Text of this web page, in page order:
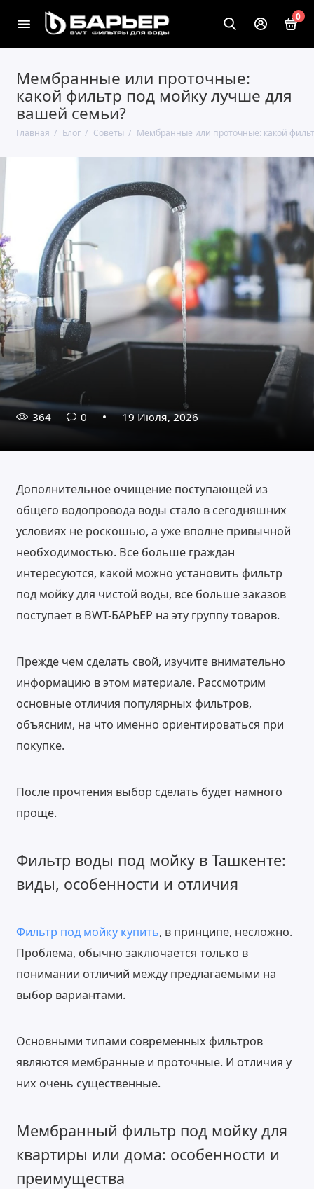
0
Мембранные или проточные:
какой фильтр под мойку лучше для
вашей семьи?
Главная Блог Советы Мембранные или проточные: какой
364 0 19 Июля, 2026
Дополнительное очищение поступающей из
общего водопровода воды стало в сегодняшних
условиях не роскошью, а уже вполне привычной
необходимостью. Все больше граждан
интересуются, какой можно установить фильтр
под мойку для чистой воды, все больше заказов
поступает в BWT-БАРЬЕР на эту группу товаров.
Прежде чем сделать свой, изучите внимательно
информацию в этом материале. Рассмотрим
основные отличия популярных фильтров,
объясним, на что именно ориентироваться при
покупке.
После прочтения выбор сделать будет намного
проще.
Фильтр воды под мойку в Ташкенте:
виды, особенности и отличия
Фильтр под мойку купить, в принципе, несложно.
Проблема, обычно заключается только в
понимании отличий между предлагаемыми на
выбор вариантами.
Основными типами современных фильтров
являются мембранные и проточные. И отличия у
них очень существенные.
Мембранный фильтр под мойку для
квартиры или дома: особенности и
преимущества